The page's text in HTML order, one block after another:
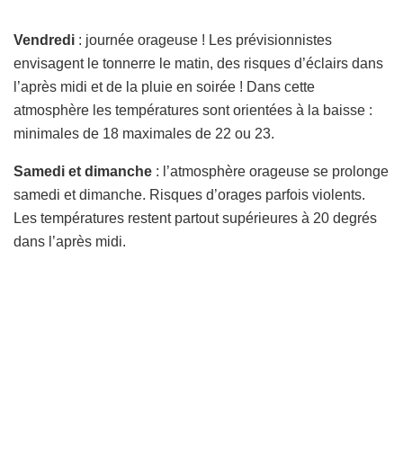
Vendredi : journée orageuse ! Les prévisionnistes
envisagent le tonnerre le matin, des risques d’éclairs dans
l’après midi et de la pluie en soirée ! Dans cette
atmosphère les températures sont orientées à la baisse :
minimales de 18 maximales de 22 ou 23.
Samedi et dimanche : l’atmosphère orageuse se prolonge
samedi et dimanche. Risques d’orages parfois violents.
Les températures restent partout supérieures à 20 degrés
dans l’après midi.